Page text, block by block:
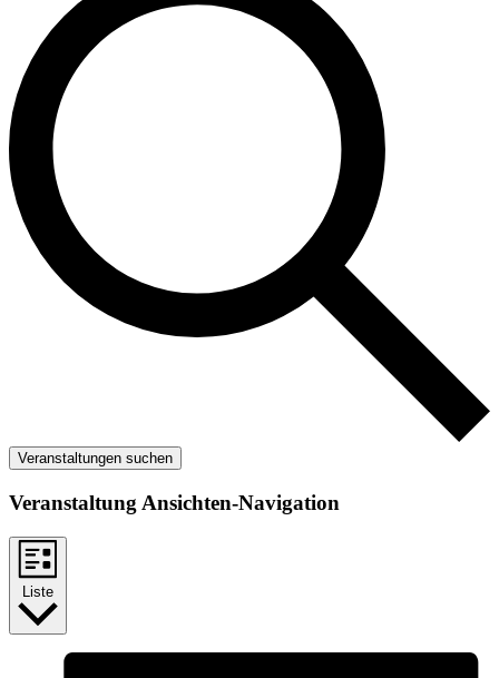
Veranstaltungen suchen
Veranstaltung Ansichten-Navigation
Liste